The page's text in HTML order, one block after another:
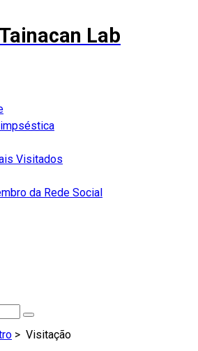
Lab
Visitados
da Rede Social
> Visitação